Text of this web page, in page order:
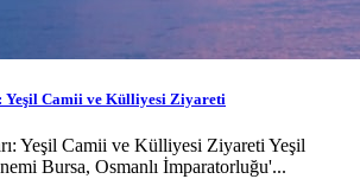
Yeşil Camii ve Külliyesi Ziyareti
Yeşil Camii ve Külliyesi Ziyareti Yeşil
Bursa, Osmanlı İmparatorluğu'...